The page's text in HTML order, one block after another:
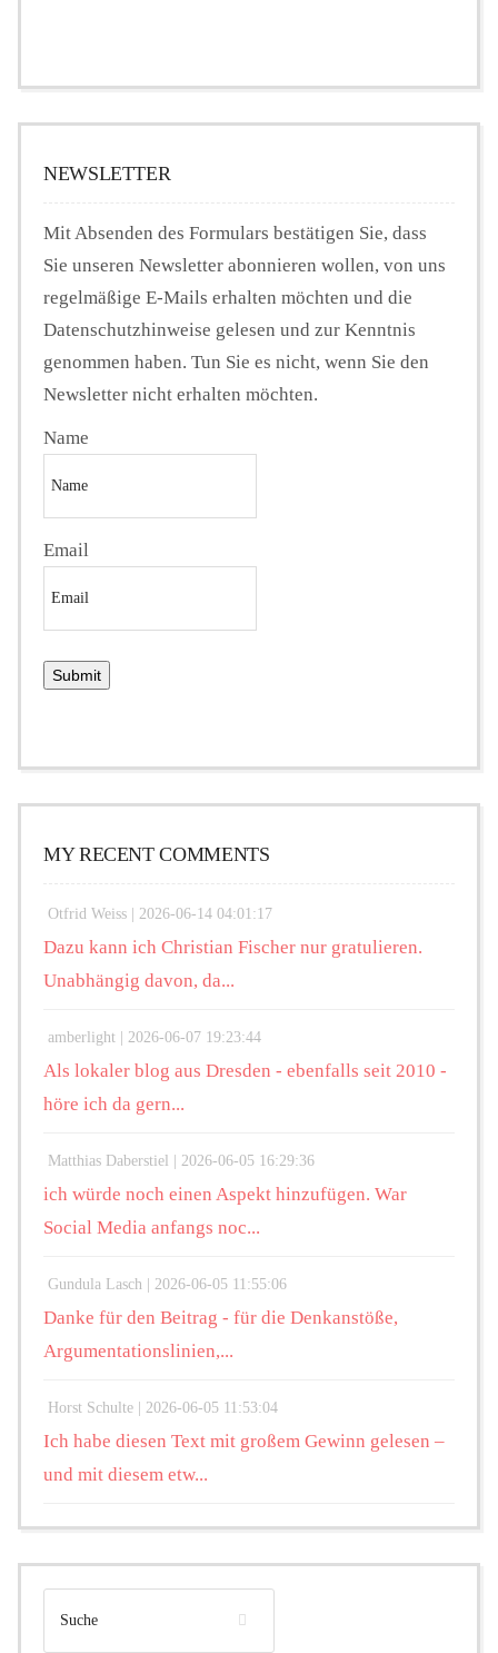
NEWSLETTER
Mit Absenden des Formulars bestätigen Sie, dass
Sie unseren Newsletter abonnieren wollen, von uns
regelmäßige E-Mails erhalten möchten und die
Datenschutzhinweise gelesen und zur Kenntnis
genommen haben. Tun Sie es nicht, wenn Sie den
Newsletter nicht erhalten möchten.
Name
Email
MY RECENT COMMENTS
Otfrid Weiss | 2026-06-14 04:01:17
Dazu kann ich Christian Fischer nur gratulieren.
Unabhängig davon, da...
amberlight | 2026-06-07 19:23:44
Als lokaler blog aus Dresden - ebenfalls seit 2010 -
höre ich da gern...
Matthias Daberstiel | 2026-06-05 16:29:36
ich würde noch einen Aspekt hinzufügen. War
Social Media anfangs noc...
Gundula Lasch | 2026-06-05 11:55:06
Danke für den Beitrag - für die Denkanstöße,
Argumentationslinien,...
Horst Schulte | 2026-06-05 11:53:04
Ich habe diesen Text mit großem Gewinn gelesen –
und mit diesem etw...